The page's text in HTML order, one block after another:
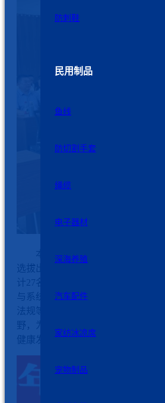
防刺鞋
民用制品
鱼线
防切割手套
绳缆
电子器材
深海养殖
汽车配件
家纺冰凉席
宠物制品
本次预科班学员是由公司在大
选拔出的，加上近两年已提拔但未
计27名。预科班的培训周期共计10
与系统规划，内容覆盖专业知识、
法规等多个维度，旨在帮助学员在
野，为后续深入学习或实际工作做
健康发展提供后备人才支撑。